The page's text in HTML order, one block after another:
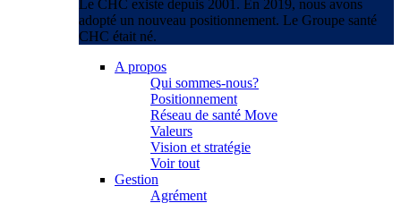
Le CHC existe depuis 2001. En 2019, nous avons
adopté un nouveau positionnement. Le Groupe santé
CHC était né.
A propos
Qui sommes-nous?
Positionnement
Réseau de santé Move
Valeurs
Vision et stratégie
Voir tout
Gestion
Agrément